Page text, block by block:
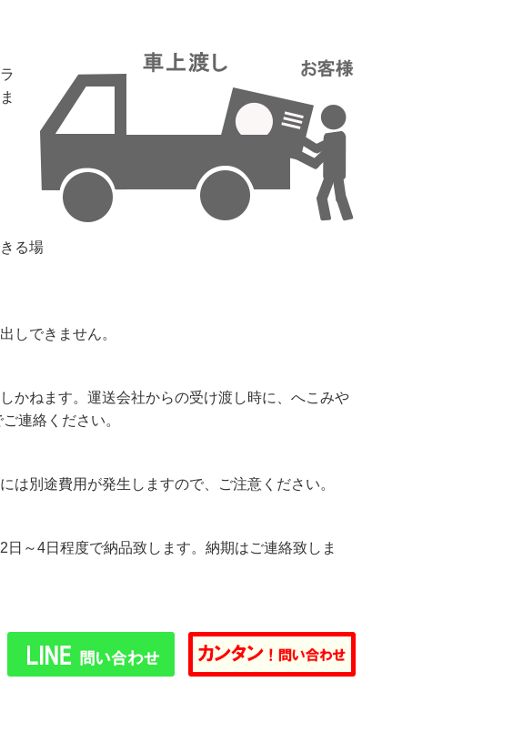
る場
しできません。
かねます。運送会社からの受け渡し時に、へこみや
連絡ください。
は別途費用が発生しますので、ご注意ください。
～4日程度で納品致します。納期はご連絡致しま